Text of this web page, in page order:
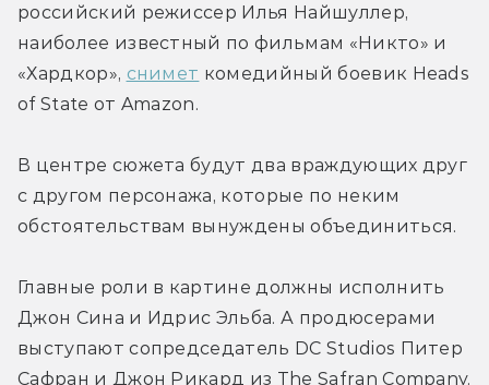
российский режиссер Илья Найшуллер,
наиболее известный по фильмам «Никто» и
«Хардкор», снимет комедийный боевик Heads
of State от Amazon.
В центре сюжета будут два враждующих друг
с другом персонажа, которые по неким
обстоятельствам вынуждены объединиться.
Главные роли в картине должны исполнить
Джон Сина и Идрис Эльба. А продюсерами
выступают сопредседатель DC Studios Питер
Сафран и Джон Рикард из The Safran Company.